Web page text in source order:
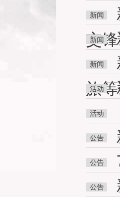
新闻
交
新闻
新闻
旅
活动
活动
公告
公告
公告